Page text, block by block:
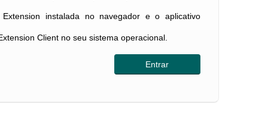
Extension instalada no navegador e o aplicativo
Client no seu sistema operacional.